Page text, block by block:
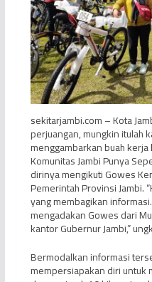
sekitarjambi.com – Kota
perjuangan, mungkin itulah
menggambarkan buah
Komunitas Jambi Punya
dirinya mengikuti Gowes
Pemerintah Provinsi Jambi.
yang membagikan
mengadakan Gowes dari
kantor Gubernur Jambi,”
Bermodalkan informasi
mempersiapakan diri untuk